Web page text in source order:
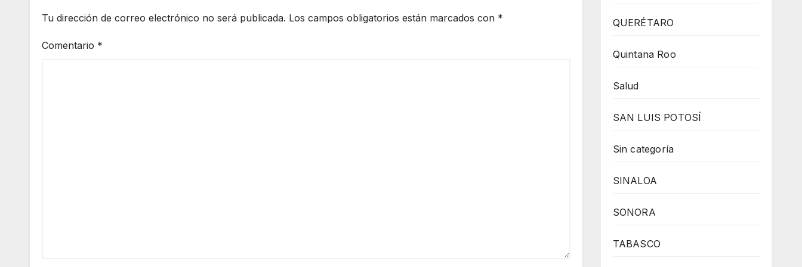
Tu dirección de correo electrónico no será publicada. Los campos obligatorios están marcados con *
Comentario *
QUERÉTARO
Quintana Roo
Salud
SAN LUIS POTOSÍ
Sin categoría
SINALOA
SONORA
TABASCO